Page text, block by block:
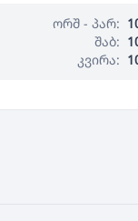
ორშ - პარ:
შაბ:
კვირა: